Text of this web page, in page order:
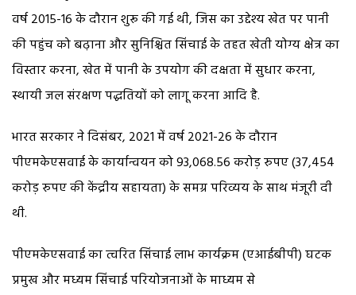
वर्ष 2015-16 के दौरान शुरू की गई थी, जिस का उद्देश्य खेत पर पानी
की पहुंच को बढ़ाना और सुनिश्चित सिंचाई के तहत खेती योग्य क्षेत्र का
विस्तार करना, खेत में पानी के उपयोग की दक्षता में सुधार करना,
स्थायी जल संरक्षण पद्धतियों को लागू करना आदि है.
भारत सरकार ने दिसंबर, 2021 में वर्ष 2021-26 के दौरान
पीएमकेएसवाई के कार्यान्वयन को 93,068.56 करोड़ रुपए (37,454
करोड़ रुपए की केंद्रीय सहायता) के समग्र परिव्यय के साथ मंजूरी दी
थी.
पीएमकेएसवाई का त्वरित सिंचाई लाभ कार्यक्रम (एआईबीपी) घटक
प्रमुख और मध्यम सिंचाई परियोजनाओं के माध्यम से